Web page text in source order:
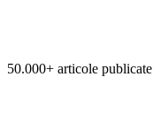
50.000+ articole publicate